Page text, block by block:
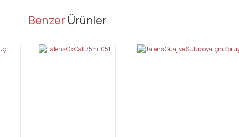
gördüğünüz noktaları öneri formunu kullanarak tarafımıza iletebilirsiniz.
Benzer Ürünler